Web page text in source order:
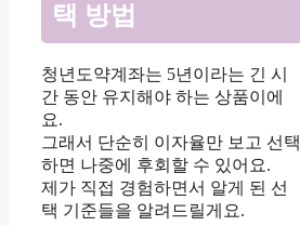
택 방법
청년도약계좌는 5년이라는 긴 시
간 동안 유지해야 하는 상품이에
요.
그래서 단순히 이자율만 보고 선택
하면 나중에 후회할 수 있어요.
제가 직접 경험하면서 알게 된 선
택 기준들을 알려드릴게요.